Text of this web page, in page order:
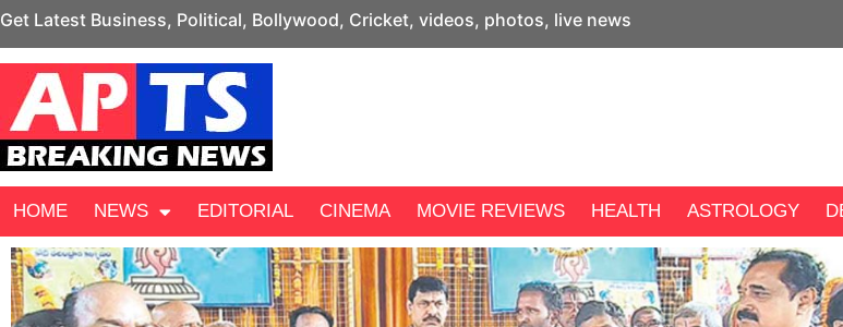
Get Latest Business, Political, Bollywood, Cricket, videos, photos, live news
HOME NEWS EDITORIAL CINEMA MOVIE REVIEWS HEALTH ASTROLOGY